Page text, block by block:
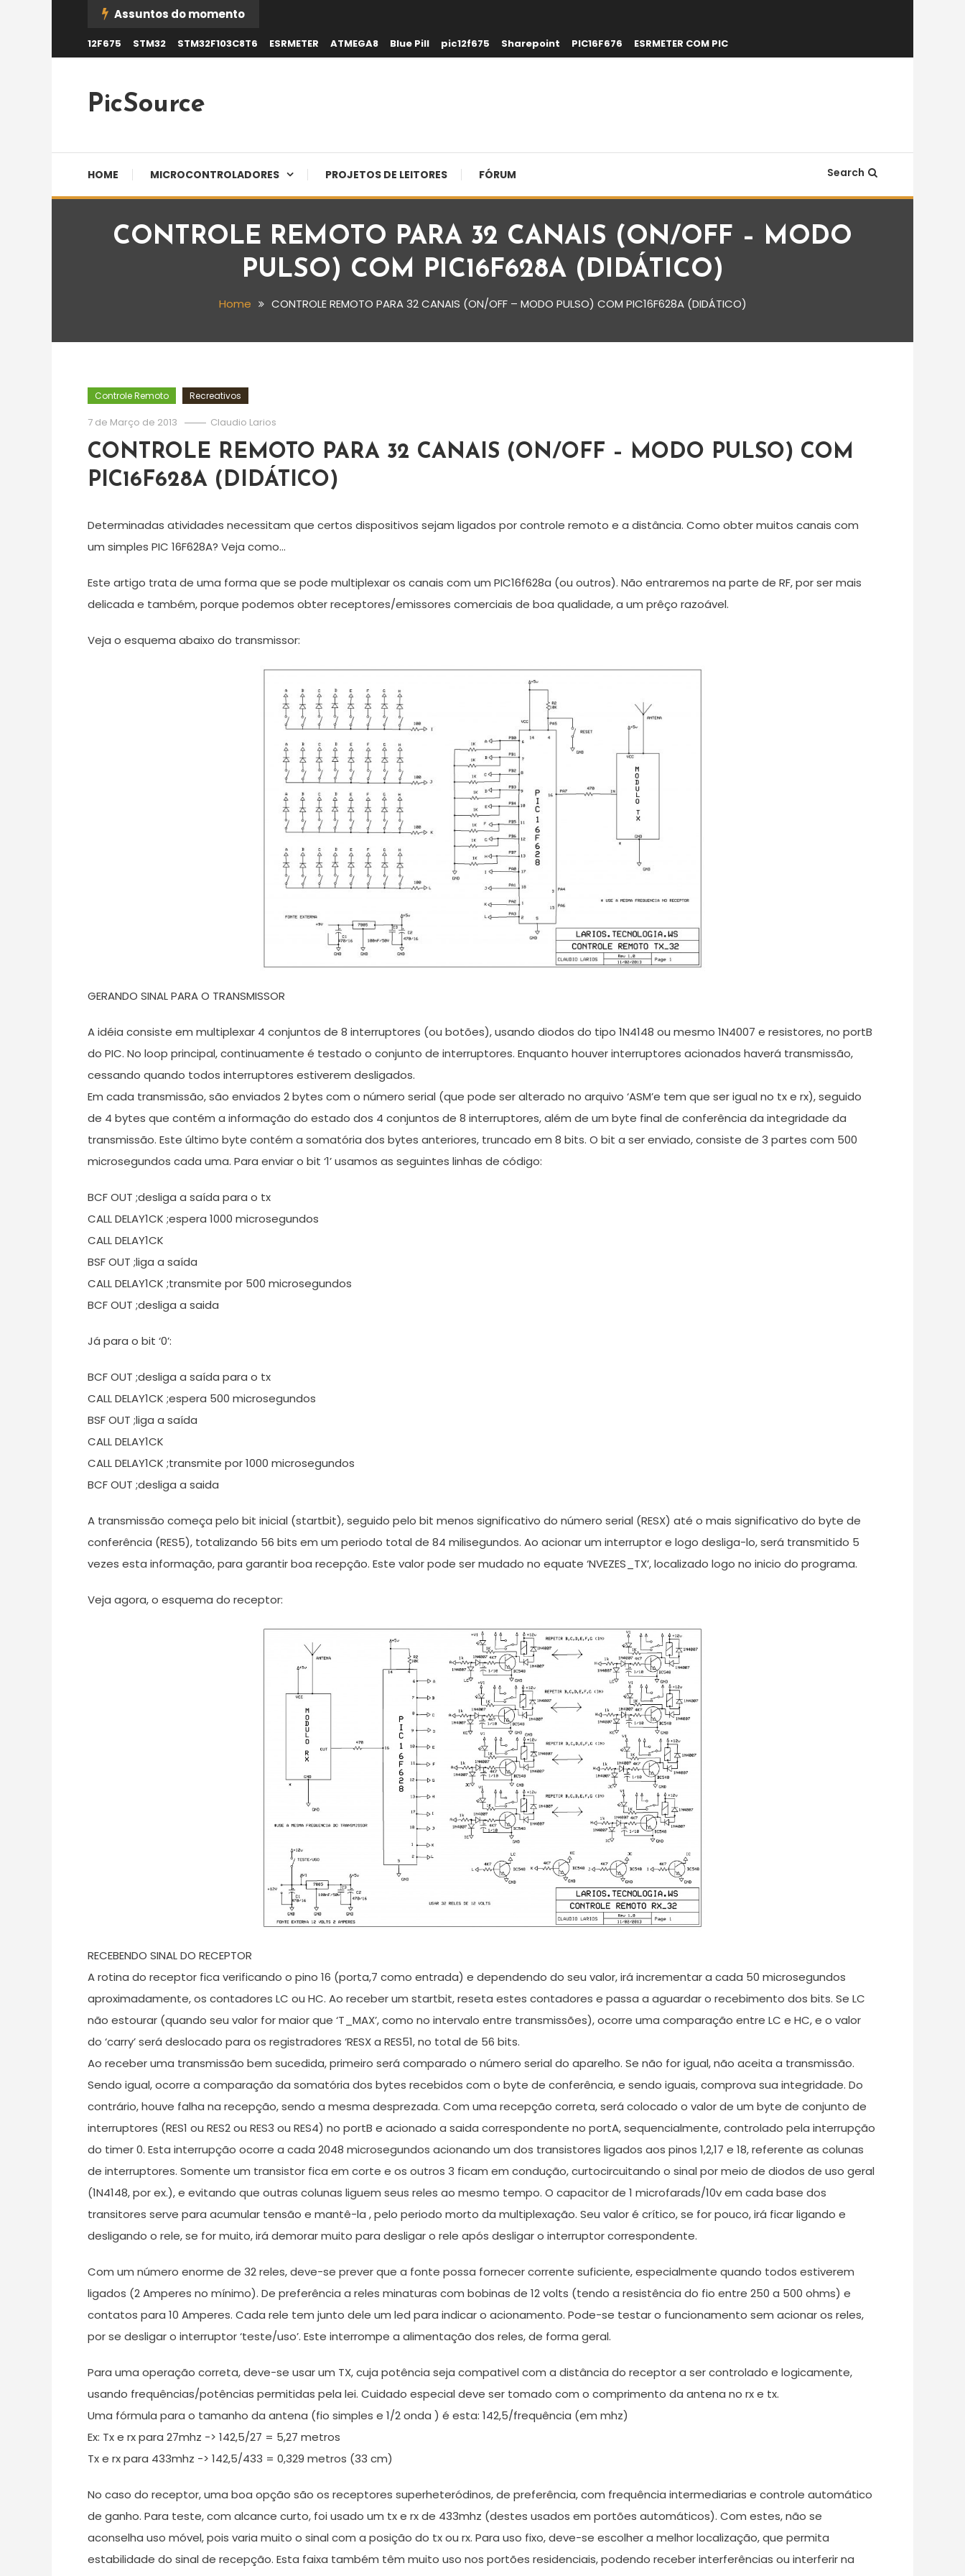
Content
Assuntos do momento
12F675 STM32 STM32F103C8T6 ESRMETER ATMEGA8 Blue Pill pic12f675 Sharepoint PIC16F676 ESRMETER COM PIC
PicSource
HOME MICROCONTROLADORES PROJETOS DE LEITORES FÓRUM Search
CONTROLE REMOTO PARA 32 CANAIS (ON/OFF – MODO
PULSO) COM PIC16F628A (DIDÁTICO)
Home CONTROLE REMOTO PARA 32 CANAIS (ON/OFF – MODO PULSO) COM PIC16F628A (DIDÁTICO)
Controle Remoto Recreativos
7 de Março de 2013 Claudio Larios
CONTROLE REMOTO PARA 32 CANAIS (ON/OFF – MODO PULSO) COM
PIC16F628A (DIDÁTICO)
Determinadas atividades necessitam que certos dispositivos sejam ligados por controle remoto e a distância. Como obter muitos canais com
um simples PIC 16F628A? Veja como…
Este artigo trata de uma forma que se pode multiplexar os canais com um PIC16f628a (ou outros). Não entraremos na parte de RF, por ser mais
delicada e também, porque podemos obter receptores/emissores comerciais de boa qualidade, a um prêço razoável.
Veja o esquema abaixo do transmissor:
GERANDO SINAL PARA O TRANSMISSOR
A idéia consiste em multiplexar 4 conjuntos de 8 interruptores (ou botões), usando diodos do tipo 1N4148 ou mesmo 1N4007 e resistores, no portB
do PIC. No loop principal, continuamente é testado o conjunto de interruptores. Enquanto houver interruptores acionados haverá transmissão,
cessando quando todos interruptores estiverem desligados.
Em cada transmissão, são enviados 2 bytes com o número serial (que pode ser alterado no arquivo ‘ASM’e tem que ser igual no tx e rx), seguido
de 4 bytes que contém a informação do estado dos 4 conjuntos de 8 interruptores, além de um byte final de conferência da integridade da
transmissão. Este último byte contém a somatória dos bytes anteriores, truncado em 8 bits. O bit a ser enviado, consiste de 3 partes com 500
microsegundos cada uma. Para enviar o bit ‘1’ usamos as seguintes linhas de código:
BCF OUT ;desliga a saída para o tx
CALL DELAY1CK ;espera 1000 microsegundos
CALL DELAY1CK
BSF OUT ;liga a saída
CALL DELAY1CK ;transmite por 500 microsegundos
BCF OUT ;desliga a saida
Já para o bit ‘0’:
BCF OUT ;desliga a saída para o tx
CALL DELAY1CK ;espera 500 microsegundos
BSF OUT ;liga a saída
CALL DELAY1CK
CALL DELAY1CK ;transmite por 1000 microsegundos
BCF OUT ;desliga a saida
A transmissão começa pelo bit inicial (startbit), seguido pelo bit menos significativo do número serial (RESX) até o mais significativo do byte de
conferência (RES5), totalizando 56 bits em um periodo total de 84 milisegundos. Ao acionar um interruptor e logo desliga-lo, será transmitido 5
vezes esta informação, para garantir boa recepção. Este valor pode ser mudado no equate ‘NVEZES_TX’, localizado logo no inicio do programa.
Veja agora, o esquema do receptor:
RECEBENDO SINAL DO RECEPTOR
A rotina do receptor fica verificando o pino 16 (porta,7 como entrada) e dependendo do seu valor, irá incrementar a cada 50 microsegundos
aproximadamente, os contadores LC ou HC. Ao receber um startbit, reseta estes contadores e passa a aguardar o recebimento dos bits. Se LC
não estourar (quando seu valor for maior que ‘T_MAX’, como no intervalo entre transmissões), ocorre uma comparação entre LC e HC, e o valor
do ‘carry’ será deslocado para os registradores ‘RESX a RES51, no total de 56 bits.
Ao receber uma transmissão bem sucedida, primeiro será comparado o número serial do aparelho. Se não for igual, não aceita a transmissão.
Sendo igual, ocorre a comparação da somatória dos bytes recebidos com o byte de conferência, e sendo iguais, comprova sua integridade. Do
contrário, houve falha na recepção, sendo a mesma desprezada. Com uma recepção correta, será colocado o valor de um byte de conjunto de
interruptores (RES1 ou RES2 ou RES3 ou RES4) no portB e acionado a saida correspondente no portA, sequencialmente, controlado pela interrupção
do timer 0. Esta interrupção ocorre a cada 2048 microsegundos acionando um dos transistores ligados aos pinos 1,2,17 e 18, referente as colunas
de interruptores. Somente um transistor fica em corte e os outros 3 ficam em condução, curtocircuitando o sinal por meio de diodos de uso geral
(1N4148, por ex.), e evitando que outras colunas liguem seus reles ao mesmo tempo. O capacitor de 1 microfarads/10v em cada base dos
transitores serve para acumular tensão e mantê-la , pelo periodo morto da multiplexação. Seu valor é crítico, se for pouco, irá ficar ligando e
desligando o rele, se for muito, irá demorar muito para desligar o rele após desligar o interruptor correspondente.
Com um número enorme de 32 reles, deve-se prever que a fonte possa fornecer corrente suficiente, especialmente quando todos estiverem
ligados (2 Amperes no mínimo). De preferência a reles minaturas com bobinas de 12 volts (tendo a resistência do fio entre 250 a 500 ohms) e
contatos para 10 Amperes. Cada rele tem junto dele um led para indicar o acionamento. Pode-se testar o funcionamento sem acionar os reles,
por se desligar o interruptor ‘teste/uso’. Este interrompe a alimentação dos reles, de forma geral.
Para uma operação correta, deve-se usar um TX, cuja potência seja compativel com a distância do receptor a ser controlado e logicamente,
usando frequências/potências permitidas pela lei. Cuidado especial deve ser tomado com o comprimento da antena no rx e tx.
Uma fórmula para o tamanho da antena (fio simples e 1/2 onda ) é esta: 142,5/frequência (em mhz)
Ex: Tx e rx para 27mhz -> 142,5/27 = 5,27 metros
Tx e rx para 433mhz -> 142,5/433 = 0,329 metros (33 cm)
No caso do receptor, uma boa opção são os receptores superheteródinos, de preferência, com frequência intermediarias e controle automático
de ganho. Para teste, com alcance curto, foi usado um tx e rx de 433mhz (destes usados em portões automáticos). Com estes, não se
aconselha uso móvel, pois varia muito o sinal com a posição do tx ou rx. Para uso fixo, deve-se escolher a melhor localização, que permita
estabilidade do sinal de recepção. Esta faixa também têm muito uso nos portões residenciais, podendo receber interferências ou interferir na